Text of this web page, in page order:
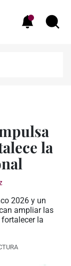
la
2026 y un
ampliar las
la